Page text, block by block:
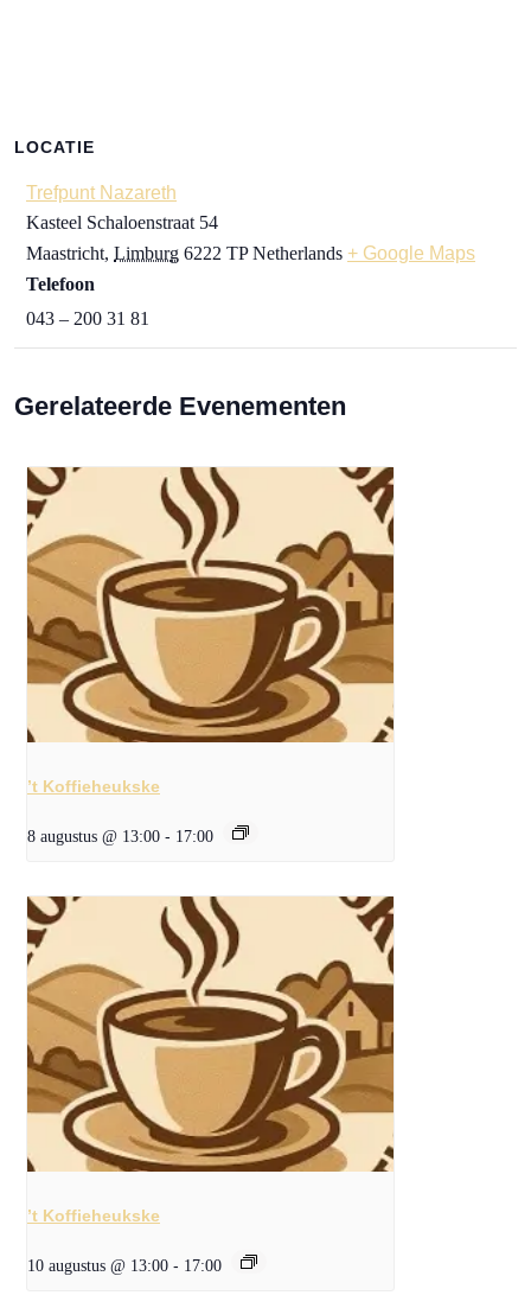
LOCATIE
Trefpunt Nazareth
Kasteel Schaloenstraat 54
Maastricht, Limburg 6222 TP Netherlands + Google Maps
Telefoon
043 – 200 31 81
Gerelateerde Evenementen
’t Koffieheukske
8 augustus @ 13:00 - 17:00
’t Koffieheukske
10 augustus @ 13:00 - 17:00